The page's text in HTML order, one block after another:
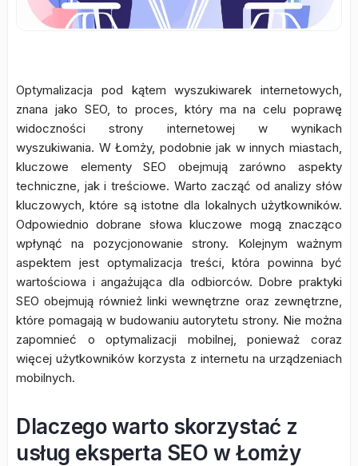
Optymalizacja pod kątem wyszukiwarek internetowych,
znana jako SEO, to proces, który ma na celu poprawę
widoczności strony internetowej w wynikach
wyszukiwania. W Łomży, podobnie jak w innych miastach,
kluczowe elementy SEO obejmują zarówno aspekty
techniczne, jak i treściowe. Warto zacząć od analizy słów
kluczowych, które są istotne dla lokalnych użytkowników.
Odpowiednio dobrane słowa kluczowe mogą znacząco
wpłynąć na pozycjonowanie strony. Kolejnym ważnym
aspektem jest optymalizacja treści, która powinna być
wartościowa i angażująca dla odbiorców. Dobre praktyki
SEO obejmują również linki wewnętrzne oraz zewnętrzne,
które pomagają w budowaniu autorytetu strony. Nie można
zapomnieć o optymalizacji mobilnej, ponieważ coraz
więcej użytkowników korzysta z internetu na urządzeniach
mobilnych.
Dlaczego warto skorzystać z
usług eksperta SEO w Łomży